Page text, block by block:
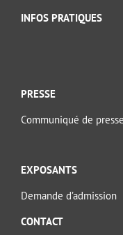
INFOS PRATIQUES
PRESSE
Communiqué de presse
EXPOSANTS
Demande d’admission
CONTACT